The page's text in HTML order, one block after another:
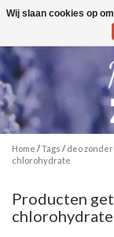
Toggle
Home /Tags / deo
chlorohydrate
Producten
chlorohydrate
Wij slaan cookies op